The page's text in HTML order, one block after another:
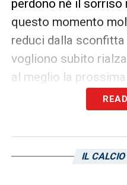
perdono nè il sorriso
questo momento
reduci dalla
vogliono subito
al meglio la
Per questa ragione
una nuova sessione
posato con alcune
IL